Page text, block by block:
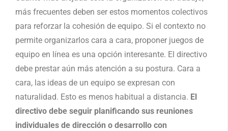
más frecuentes deben ser estos momentos colectivos
para reforzar la cohesión de equipo. Si el contexto no
permite organizarlos cara a cara, proponer juegos de
equipo en línea es una opción interesante. El directivo
debe prestar aún más atención a su postura. Cara a
cara, las ideas de un equipo se expresan con
naturalidad. Esto es menos habitual a distancia. El
directivo debe seguir planificando sus reuniones
individuales de dirección o desarrollo con